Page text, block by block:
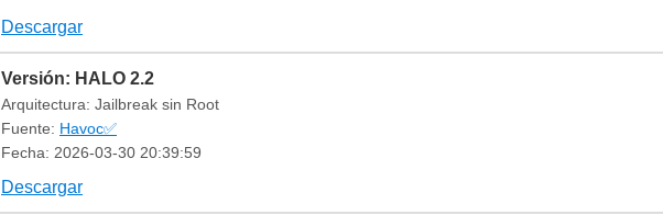
Descargar
Versión: HALO 2.2
Arquitectura: Jailbreak sin Root
Fuente: Havoc✅
Fecha: 2026-03-30 20:39:59
Descargar